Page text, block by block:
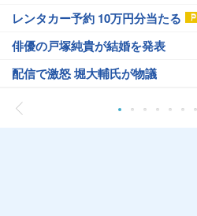
レンタカー予約 10万円分当たる
俳優の戸塚純貴が結婚を発表
配信で激怒 堀大輔氏が物議